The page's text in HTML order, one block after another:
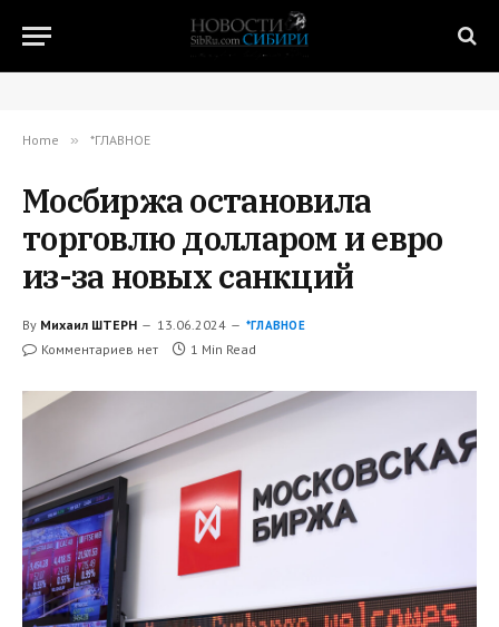
Home » *ГЛАВНОЕ
Мосбиржа остановила
торговлю долларом и евро
из-за новых санкций
By Михаил ШТЕРН 13.06.2024 *ГЛАВНОЕ
Комментариев нет 1 Min Read